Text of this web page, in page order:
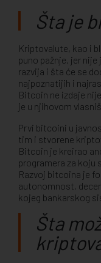
Šta je
Kriptovalute, kao i
puno pažnje, jer
razvija i šta će se
najpoznatijih i
Bitcoin ne izdaje
je u njihovom
Prvi bitcoini u
tim i stvorene
Bitcoin je kreirao
programera za koju
Razvoj bitcoina je
autonomnost,
kojeg bankarskog
Šta